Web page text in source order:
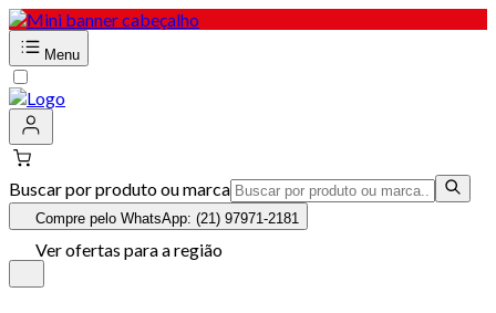
Menu
Buscar por produto ou marca
Compre pelo WhatsApp: (21) 97971-2181
Ver ofertas para a região